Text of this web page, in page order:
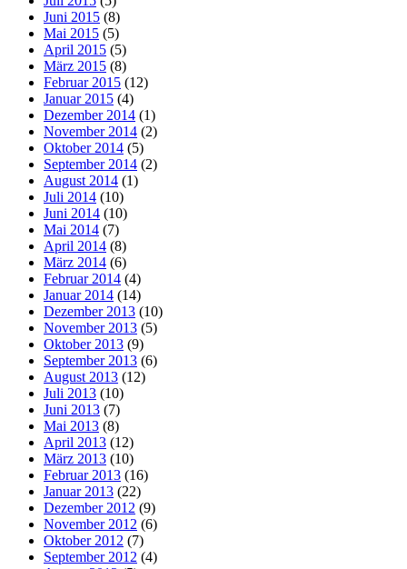
Juni 2015 (8)
Mai 2015 (5)
April 2015 (5)
März 2015 (8)
Februar 2015 (12)
Januar 2015 (4)
Dezember 2014 (1)
November 2014 (2)
Oktober 2014 (5)
September 2014 (2)
August 2014 (1)
Juli 2014 (10)
Juni 2014 (10)
Mai 2014 (7)
April 2014 (8)
März 2014 (6)
Februar 2014 (4)
Januar 2014 (14)
Dezember 2013 (10)
November 2013 (5)
Oktober 2013 (9)
September 2013 (6)
August 2013 (12)
Juli 2013 (10)
Juni 2013 (7)
Mai 2013 (8)
April 2013 (12)
März 2013 (10)
Februar 2013 (16)
Januar 2013 (22)
Dezember 2012 (9)
November 2012 (6)
Oktober 2012 (7)
September 2012 (4)